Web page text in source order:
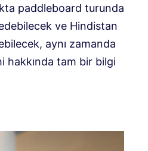
paddleboard turunda
ve Hindistan
aynı zamanda
hakkında tam bir bilgi